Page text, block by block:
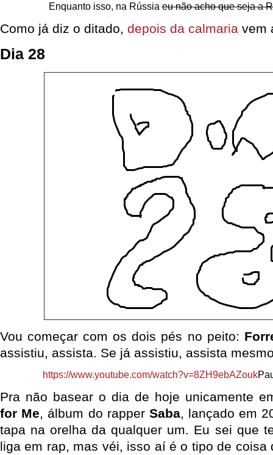
Enquanto isso, na Rússia eu não acho que seja a
Como já diz o ditado, depois da calmaria vem
Dia 28
Vou começar com os dois pés no peito:
assistiu, assista. Se já assistiu, assista
https://www.youtube.com/watch?v=8ZH9ebAZouk
Pra não basear o dia de hoje unicamente
for Me, álbum do rapper Saba, lançado em
tapa na orelha da qualquer um. Eu sei que
liga em rap, mas véi, isso aí é o tipo de coisa